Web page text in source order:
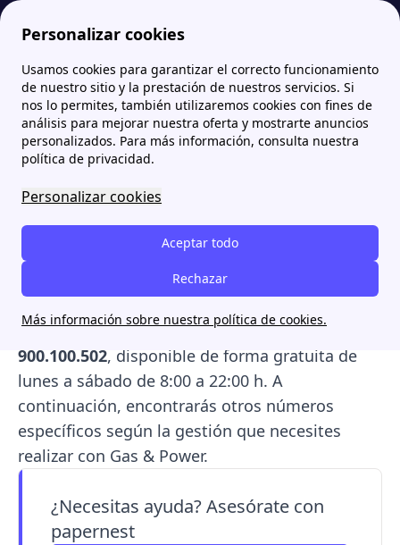
Personalizar cookies
Usamos cookies para garantizar el correcto funcionamiento
de nuestro sitio y la prestación de nuestros servicios. Si
nos lo permites, también utilizaremos cookies con fines de
análisis para mejorar nuestra oferta y mostrarte anuncios
personalizados. Para más información, consulta nuestra
política de privacidad.
Personalizar cookies
Aceptar todo
Rechazar
Más información sobre nuestra política de cookies.
Papernest.es More Gas & Power Listado de teléfonos gratuitos Gas & Power
Listado de teléfonos
gratuitos Gas &amp;
Power
Gas & Power, lacomercializadora regulada del
grupo Naturgy
, ofrece distintas vías de
contacto para resolver dudas, contratar tarifas
teléfono principal de atención al cliente es el
900.100.502, disponible de forma gratuita de
lunes a sábado de 8:00 a 22:00 h. A
continuación, encontrarás otros números
específicos según la gestión que necesites
realizar con Gas & Power.
¿Necesitas ayuda? Asesórate con
papernest